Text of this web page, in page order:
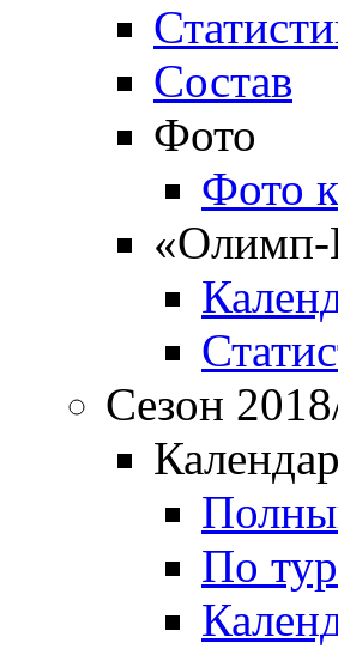
Состав
Фото
Фото
«Олимп-
Сезон
По